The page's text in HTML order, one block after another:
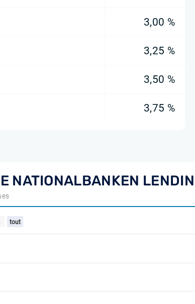
3,00 %
3,25 %
3,50 %
3,75 %
NATIONALBANKEN
tout